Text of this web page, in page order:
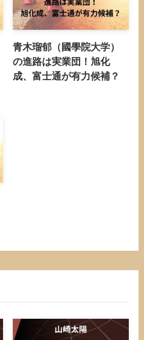
青木瑠郁（國學院大学）
の進路は実業団！旭化
成、富士通が有力候補？